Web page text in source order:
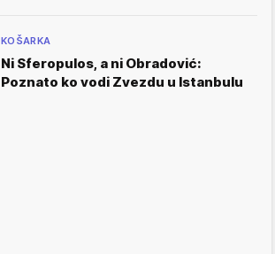
KOŠARKA
Ni Sferopulos, a ni Obradović:
Poznato ko vodi Zvezdu u Istanbulu